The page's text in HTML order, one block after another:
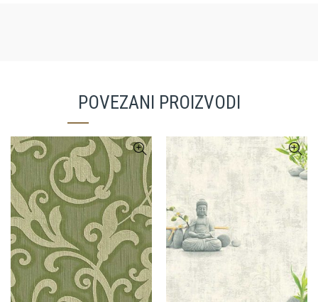
POVEZANI PROIZVODI